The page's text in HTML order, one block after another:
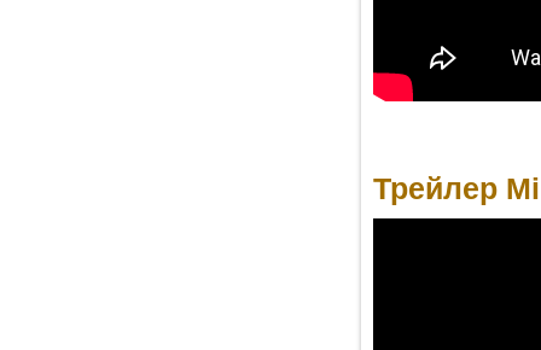
Трейлер